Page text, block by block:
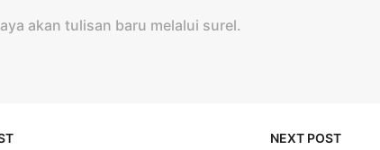
akan tulisan baru melalui surel.
NEXT POST